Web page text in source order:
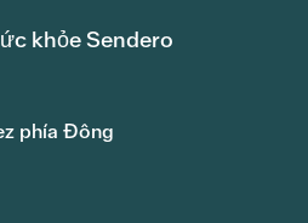
khỏe Sendero
phía Đông